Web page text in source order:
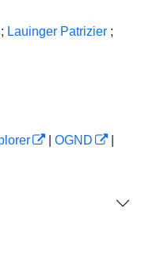
; Lauinger Patrizier ;
OGND